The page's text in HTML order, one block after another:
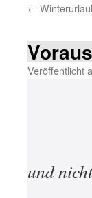
←
Veröffentlicht
und